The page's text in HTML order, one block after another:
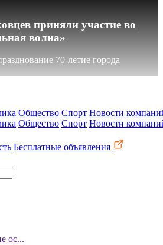
приняли участие во
волна»
70-летие города
Общество Спорт Новости
Общество Спорт Новости
Бесплатные объявления
ос...